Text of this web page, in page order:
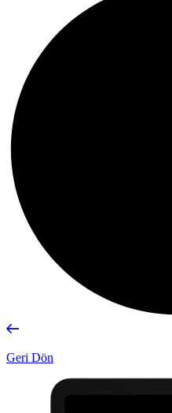
Geri Dön